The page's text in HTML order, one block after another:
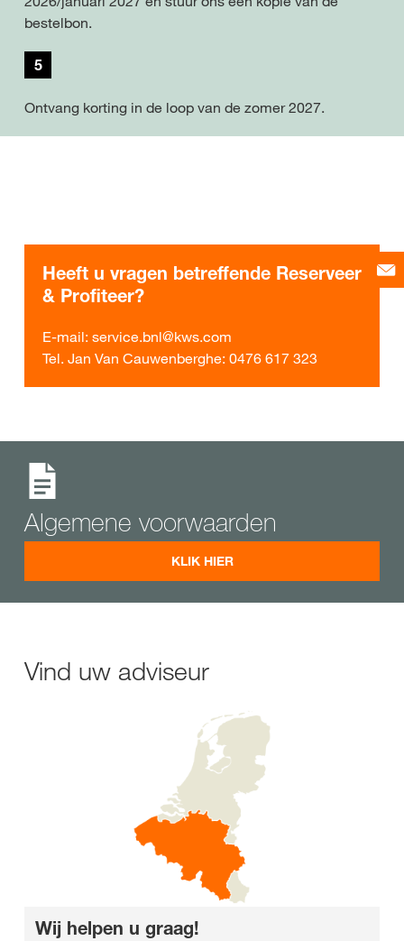
bestelbon.
5
Ontvang korting in de loop van de zomer 2027.
Heeft u vragen betreffende Reserveer
& Profiteer?
E-mail: service.bnl@kws.com
Tel. Jan Van Cauwenberghe: 0476 617 323
Algemene voorwaarden
KLIK HIER
Vind uw adviseur
Wij helpen u graag!